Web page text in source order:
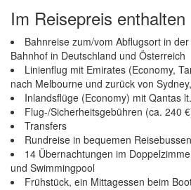
Im Reisepreis enthalten
Bahnreise zum/vom Abflugsort in
Bahnhof in Deutschland und Österreich
Linienflug mit Emirates (Economy,
nach Melbourne und zurück von
Inlandsflüge (Economy) mit Qantas
Flug-/Sicherheitsgebühren (ca. 240
Transfers
Rundreise in bequemen Reisebussen
14 Übernachtungen im
und Swimmingpool
Frühstück, ein Mittagessen beim